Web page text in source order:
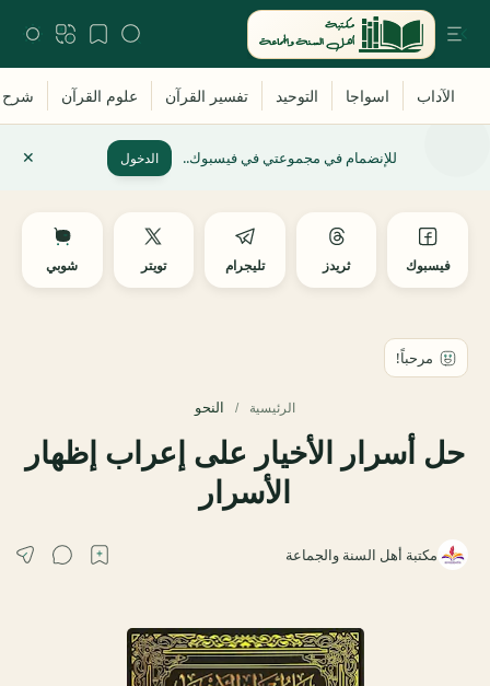
للإنضمام في مجموعتي في فيسبوك.. الدخول
فيسبوك ثريدز تليجرام تويتر شوبي
الرئيسية النحو
حل أسرار الأخيار على إعراب إظهار
الأسرار